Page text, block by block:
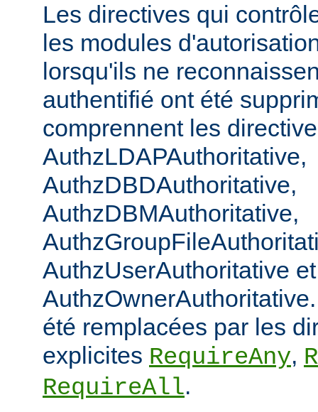
Les directives qui
les modules
lorsqu'ils ne
authentifié ont été
comprennent les
AuthzLDAPAuthoritative,
AuthzDBDAuthoritative,
AuthzDBMAuthoritative,
AuthzUserAuthoritative et
été remplacées par les
explicites RequireAny,
RequireAll.